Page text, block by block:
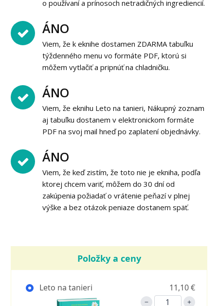
o používaní a prínosoch netradičných ingrediencií.
ÁNO
Viem, že k eknihe dostamen ZDARMA tabuľku
týždenného menu vo formáte PDF, ktorú si
môžem vytlačiť a pripnúť na chladničku.
ÁNO
Viem, že eknihu Leto na tanieri, Nákupný zoznam
aj tabuľku dostanem v elektronickom formáte
PDF na svoj mail hneď po zaplatení objednávky.
ÁNO
Viem, že keď zistím, že toto nie je ekniha, podľa
ktorej chcem variť, môžem do 30 dní od
zakúpenia požiadať o vrátenie peňazí v plnej
výške a bez otázok peniaze dostanem späť.
Položky a ceny
Leto na tanieri 11,10 €